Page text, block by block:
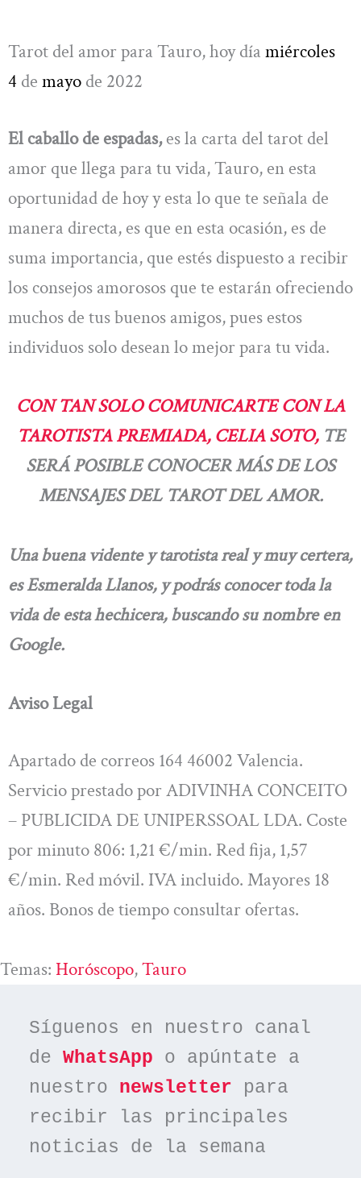
Tarot del amor para Tauro, hoy día miércoles
4 de mayo de 2022
El caballo de espadas,es la carta del tarot del
amor que llega para tu vida, Tauro, en esta
oportunidad de hoy y esta lo que te señala de
manera directa, es que en esta ocasión, es de
suma importancia, que estés dispuesto a recibir
los consejos amorosos que te estarán ofreciendo
muchos de tus buenos amigos, pues estos
individuos solo desean lo mejor para tu vida.
CON TAN SOLO COMUNICARTE CON LA
TAROTISTA PREMIADA, CELIA SOTO,TE
SERÁ POSIBLE CONOCER MÁS DE LOS
MENSAJES DEL TAROT DEL AMOR.
Una buena vidente y tarotista real y muy certera,
es Esmeralda Llanos, y podrás conocer toda la
vida de esta hechicera, buscando su nombre en
Google.
Aviso Legal
Apartado de correos 164 46002 Valencia.
Servicio prestado por ADIVINHA CONCEITO
– PUBLICIDA DE UNIPERSSOAL LDA. Coste
por minuto 806: 1,21 €/min. Red fija, 1,57
€/min. Red móvil. IVA incluido. Mayores 18
años. Bonos de tiempo consultar ofertas.
Temas: Horóscopo, Tauro
Síguenos en nuestro canal
de WhatsApp o apúntate a
nuestro newsletter para
recibir las principales
noticias de la semana